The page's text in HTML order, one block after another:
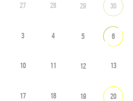
27 28 29 30
3 4 5 6
10 11 12 13
17 18 19 20